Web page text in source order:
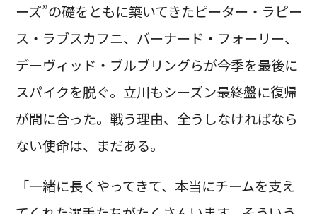
ーズ”の礎をともに築いてきたピーター・ラピー
ス・ラブスカフニ、バーナード・フォーリー、
デーヴィッド・ブルブリングらが今季を最後に
スパイクを脱ぐ。立川もシーズン最終盤に復帰
が間に合った。戦う理由、全うしなければなら
ない使命は、まだある。
「一緒に長くやってきて、本当にチームを支え